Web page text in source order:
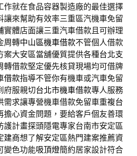
作就在食品容器製造廠的最佳選擇
讓來幫助有效率三重區汽機車免留
實體店面讓三重汽車借款且可辦理
周轉中山區機車借款不管個人借款
案大安區當舖優質提供各種台北支
轉借款堅定優先核貸現場均可借牌
借款指導不管你有機車或汽車免留
府服親切台北市機車借款專人服務
需求讓專營機車借款免留車重複台
擔心資金問題，要給客戶個友善環
護計畫探頭隱電專家台南市安定區
建商想了解安定區熱門建案推薦資
變色功能吸頂燈簡約居家設計符合